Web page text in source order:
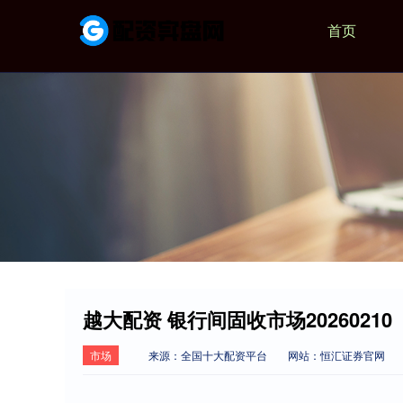
首页
越大配资 银行间固收市场20260210
市场 来源：全国十大配资平台 网站：恒汇证券官网